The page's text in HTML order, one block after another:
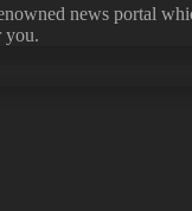
news portal
you.